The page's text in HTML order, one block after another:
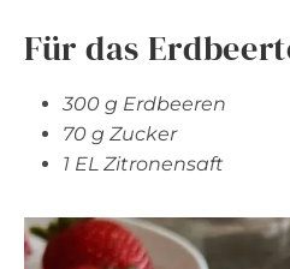
Für das
300 g Erdbeeren
70 g Zucker
1 EL Zitronensaft